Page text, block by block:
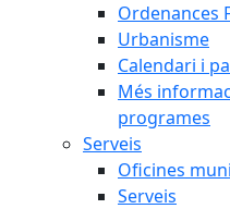
Ordenances
Urbanisme
Calendari i
Més
programes
Serveis
Oficines
Serveis